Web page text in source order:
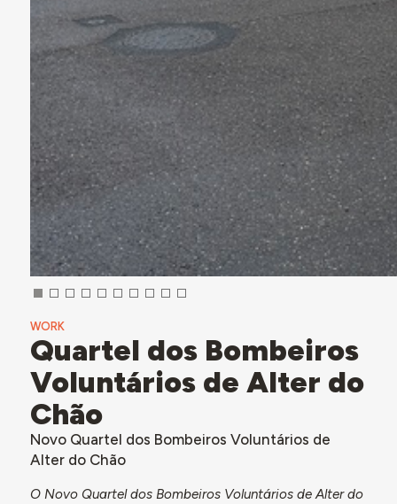
WORK
Quartel dos Bombeiros
Voluntários de Alter do
Chão
Novo Quartel dos Bombeiros Voluntários de
Alter do Chão
O Novo Quartel dos Bombeiros Voluntários de Alter do